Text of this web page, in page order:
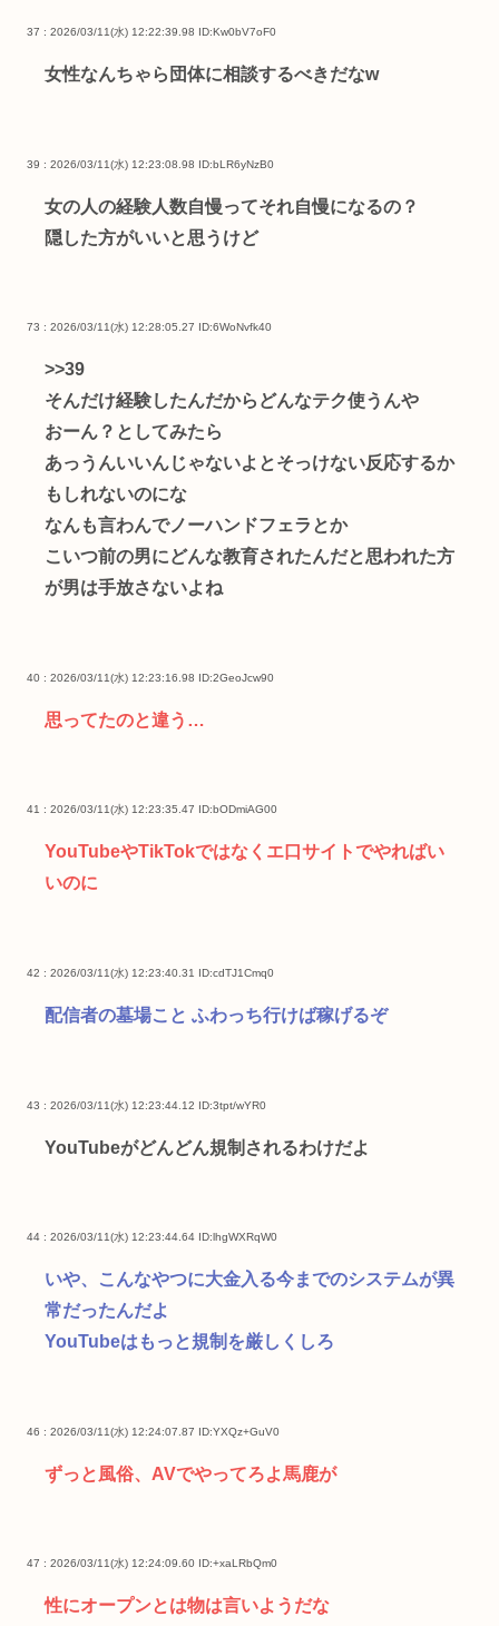
37 : 2026/03/11(水) 12:22:39.98 ID:Kw0bV7oF0
女性なんちゃら団体に相談するべきだなw
39 : 2026/03/11(水) 12:23:08.98 ID:bLR6yNzB0
女の人の経験人数自慢ってそれ自慢になるの？
隠した方がいいと思うけど
73 : 2026/03/11(水) 12:28:05.27 ID:6WoNvfk40
>>39
そんだけ経験したんだからどんなテク使うんや
おーん？としてみたら
あっうんいいんじゃないよとそっけない反応するか
もしれないのにな
なんも言わんでノーハンドフェラとか
こいつ前の男にどんな教育されたんだと思われた方
が男は手放さないよね
40 : 2026/03/11(水) 12:23:16.98 ID:2GeoJcw90
思ってたのと違う…
41 : 2026/03/11(水) 12:23:35.47 ID:bODmiAG00
YouTubeやTikTokではなくエ口サイトでやればい
いのに
42 : 2026/03/11(水) 12:23:40.31 ID:cdTJ1Cmq0
配信者の墓場こと ふわっち行けば稼げるぞ
43 : 2026/03/11(水) 12:23:44.12 ID:3tpt/wYR0
YouTubeがどんどん規制されるわけだよ
44 : 2026/03/11(水) 12:23:44.64 ID:lhgWXRqW0
いや、こんなやつに大金入る今までのシステムが異
常だったんだよ
YouTubeはもっと規制を厳しくしろ
46 : 2026/03/11(水) 12:24:07.87 ID:YXQz+GuV0
ずっと風俗、AVでやってろよ馬鹿が
47 : 2026/03/11(水) 12:24:09.60 ID:+xaLRbQm0
性にオープンとは物は言いようだな